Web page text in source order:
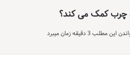
چرب کمک می کند؟
این مطلب 3 دقیقه زمان میبرد